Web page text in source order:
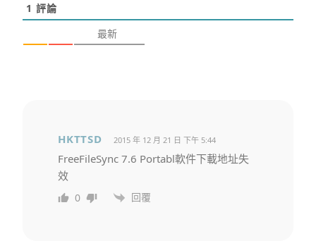
1 評論
最新
HKTTSD 2015 年 12 月 21 日 下午 5:44
FreeFileSync 7.6 Portabl軟件下載地址失
效
0 回覆